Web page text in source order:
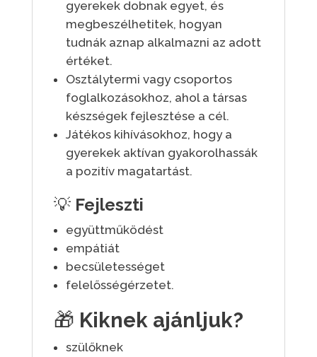
gyerekek dobnak egyet, és
megbeszélhetitek, hogyan
tudnák aznap alkalmazni az adott
értéket.
Osztálytermi vagy csoportos
foglalkozásokhoz, ahol a társas
készségek fejlesztése a cél.
Játékos kihívásokhoz, hogy a
gyerekek aktívan gyakorolhassák
a pozitív magatartást.
💡 Fejleszti
együttműködést
empátiát
becsületességet
felelősségérzetet.
🎁 Kiknek ajánljuk?
szülőknek